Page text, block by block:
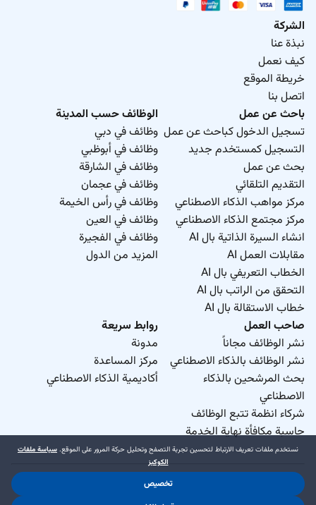
الشركة
نبذة عنا
كيف نعمل
خريطة الموقع
اتصل بنا
باحث عن عمل
تسجيل الدخول كباحث عن عمل
التسجيل كمستخدم جديد
بحث عن عمل
التقديم التلقائي
مركز مواهب الذكاء الاصطناعي
مركز مجتمع الذكاء الاصطناعي
انشاء السيرة الذاتية بال AI
مقابلات العمل AI
الخطاب التعريفي بال AI
التحقق من الراتب بال AI
خطاب الاستقالة بال AI
الوظائف حسب المدينة
وظائف في دبي
وظائف في أبوظبي
وظائف في الشارقة
وظائف في عجمان
وظائف في رأس الخيمة
وظائف في العين
وظائف في الفجيرة
المزيد من الدول
صاحب العمل
نشر الوظائف مجاناً
نشر الوظائف بالذكاء الاصطناعي
بحث المرشحين بالذكاء
الاصطناعي
شركاء انظمة تتبع الوظائف
حاسبة مكافأة نهاية الخدمة
روابط سريعة
مدونة
مركز المساعدة
أكاديمية الذكاء الاصطناعي
نستخدم ملفات تعريف الارتباط لتحسين تجربة التصفح وتحليل حركة المرور على الموقع. سياسة ملفات
الكوكيز
تخصيص